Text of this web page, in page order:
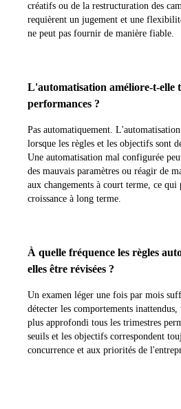
créatifs ou de la restructuration des
requièrent un jugement et une
ne peut pas fournir de manière fiable.
L'automatisation améliore-t-elle
performances ?
Pas automatiquement.
lorsque les règles et les objectifs sont
Une automatisation mal configurée
des mauvais paramètres ou réagir de
aux changements à court terme, ce qui
croissance à long terme.
À quelle fréquence les règles
elles être révisées ?
Un examen léger une fois par mois
détecter les comportements
plus approfondi tous les trimestres
seuils et les objectifs correspondent
concurrence et aux priorités de